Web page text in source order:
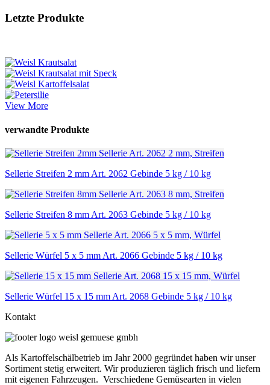
Letzte Produkte
View More
verwandte Produkte
Sellerie Art. 2062 2 mm, Streifen
Sellerie Streifen 2 mm Art. 2062 Gebinde 5 kg / 10 kg
Sellerie Art. 2063 8 mm, Streifen
Sellerie Streifen 8 mm Art. 2063 Gebinde 5 kg / 10 kg
Sellerie Art. 2066 5 x 5 mm, Würfel
Sellerie Würfel 5 x 5 mm Art. 2066 Gebinde 5 kg / 10 kg
Sellerie Art. 2068 15 x 15 mm, Würfel
Sellerie Würfel 15 x 15 mm Art. 2068 Gebinde 5 kg / 10 kg
Kontakt
Als Kartoffelschälbetrieb im Jahr 2000 gegründet haben wir unser
Sortiment stetig erweitert. Wir produzieren täglich frisch und liefern
mit eigenen Fahrzeugen. Verschiedene Gemüsearten in vielen